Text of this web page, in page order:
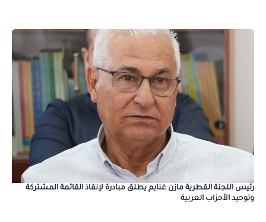
رئيس اللجنة القطرية مازن غنايم يطلق مبادرة لإنقاذ القائمة المشتركة
وتوحيد الأحزاب العربية